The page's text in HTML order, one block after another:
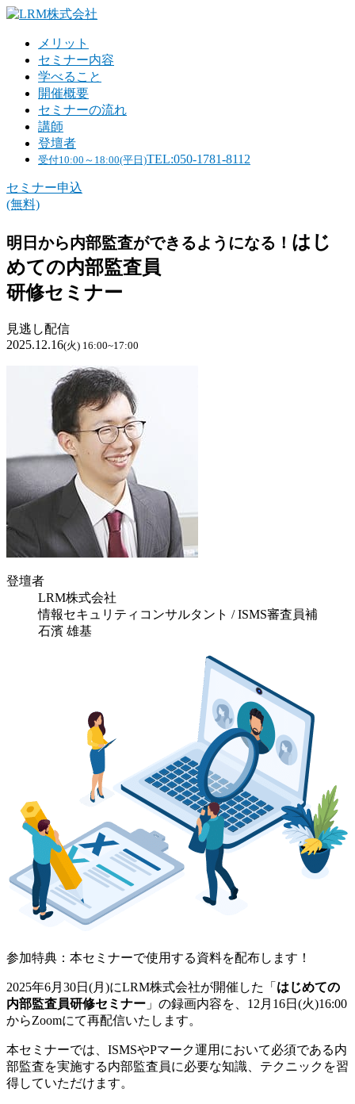
メリット
セミナー内容
学べること
開催概要
セミナーの流れ
講師
登壇者
受付10:00～18:00(平日)TEL:050-1781-8112
セミナー申込
(無料)
明日から内部監査ができるようになる！ はじ
めての内部監査員
研修セミナー
見逃し配信
2025.12.16(火) 16:00~17:00
登壇者
LRM株式会社
情報セキュリティコンサルタント / ISMS審査員補
石濱 雄基
参加特典：本セミナーで使用する資料を配布します！
2025年6月30日(月)にLRM株式会社が開催した「 はじめての
内部監査員研修セミナー 」の録画内容を、12月16日(火)16:00
からZoomにて再配信いたします。
本セミナーでは、 ISMSやPマーク運用において必須である内
部監査を実施する内部監査員に必要な知識、テクニック を習
得していただけます。